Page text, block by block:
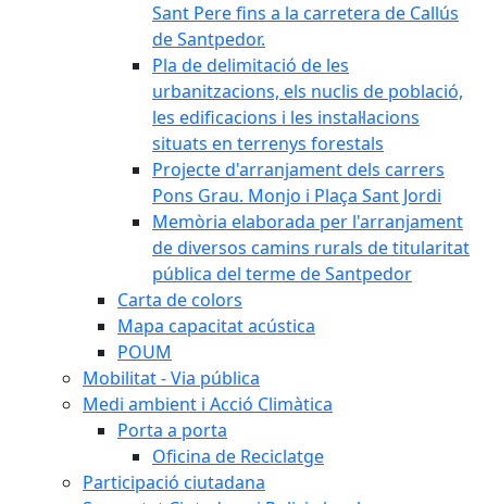
Sant Pere fins a la carretera de Callús
de Santpedor.
Pla de delimitació de les
urbanitzacions, els nuclis de població,
les edificacions i les instal·lacions
situats en terrenys forestals
Projecte d'arranjament dels carrers
Pons Grau. Monjo i Plaça Sant Jordi
Memòria elaborada per l'arranjament
de diversos camins rurals de titularitat
pública del terme de Santpedor
Carta de colors
Mapa capacitat acústica
POUM
Mobilitat - Via pública
Medi ambient i Acció Climàtica
Porta a porta
Oficina de Reciclatge
Participació ciutadana